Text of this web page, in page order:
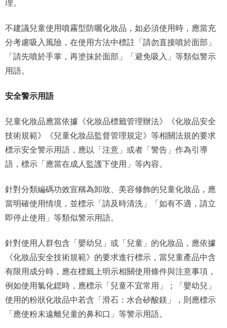
理。
不建議兒童使用噴霧型防曬化妝品，如必須使用時，應當充
分考慮吸入風險，在使用方法中標註「請勿直接噴於面部」
「請先噴於手掌，再塗抹於面部」「避免吸入」等類似警示
用語。
安全警示用語
兒童化妝品應當依據《化妝品標籤管理辦法》《化妝品安全
技術規範》《兒童化妝品監督管理規定》等相關法規的要求
標示安全警示用語，應以「注意」或者「警告」作為引導
語，標示「應當在成人監護下使用」等內容。
針對分類編碼功效宣稱為卸妝、美容修飾的兒童化妝品，應
當明確使用情境，並標示「請及時清洗」「如有不適，請立
即停止使用」等類似警示用語。
針對使用人群包含「嬰幼兒」或「兒童」的化妝品，應依據
《化妝品安全技術規範》的要求進行標示，當兒童產品中含
有限用成分時，應在標籤上明示相關使用條件與注意事項，
例如使用氯化鍶時，應標示「兒童不宜常用」；「嬰幼兒」
使用的粉狀化妝品中若含「滑石：水合矽酸鎂」，則應標示
「應使粉末遠離兒童的鼻和口」等警示用語。